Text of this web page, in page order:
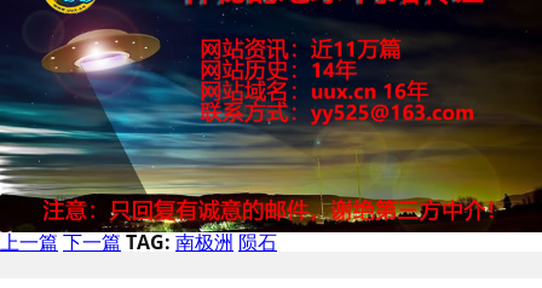
上一篇 下一篇 TAG: 南极洲 陨石